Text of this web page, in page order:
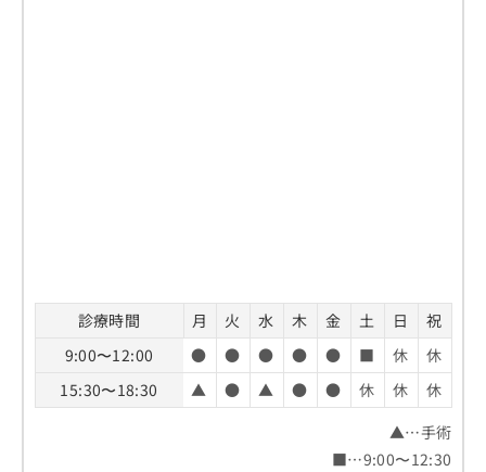
診療時間 月 火 水 木 金 土 日
祝
9:00〜12:00
● ● ● ● ● ■ 休
休
15:30〜18:30
▲ ● ▲ ● ● 休 休
休
▲…手術
■…9:00〜12:30